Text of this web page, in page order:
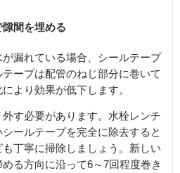
間を埋める
漏れている場合、シールテープ
ープは配管のねじ部分に巻いて
より効果が低下します。
す必要があります。水栓レンチ
ールテープを完全に除去すると
丁寧に掃除しましょう。新しい
る方向に沿って6～7回程度巻き